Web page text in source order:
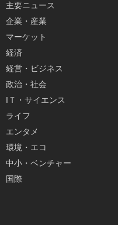
主要ニュース
企業・産業
マーケット
経済
経営・ビジネス
政治・社会
IＴ・サイエンス
ライフ
エンタメ
環境・エコ
中小・ベンチャー
国際